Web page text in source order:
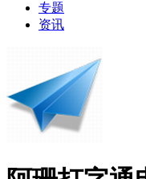
专题
资讯